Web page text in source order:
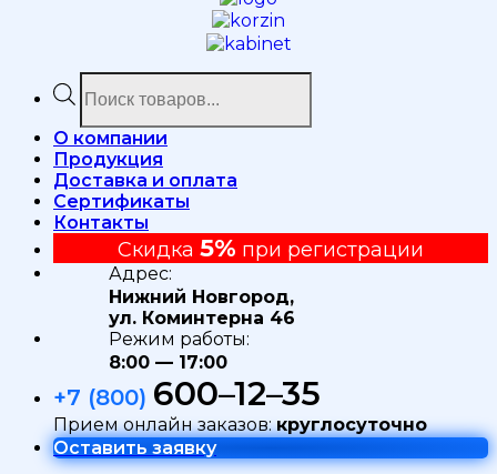
Поиск
товаров
О компании
Продукция
Доставка и оплата
Сертификаты
Контакты
Скидка 5% при регистрации
Адрес:
Нижний Новгород,
ул. Коминтерна 46
Режим работы:
8:00 — 17:00
+7 (800) 600–12–35
Прием онлайн заказов:круглосуточно
Оставить заявку